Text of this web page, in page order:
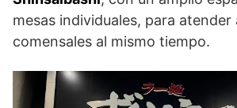
mesas individuales, para atender
comensales al mismo tiempo.